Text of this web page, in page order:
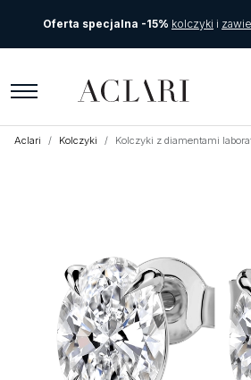
Oferta specjalna -15% kolczyki i
Aclari Kolczyki Kolczyki z diamentami